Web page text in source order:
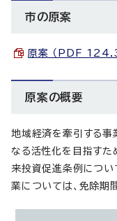
市の原案
原案 （PDF
原案の概要
地域経済を牽引する事
なる活性化を目指す
来投資促進条例につい
業については、免除期